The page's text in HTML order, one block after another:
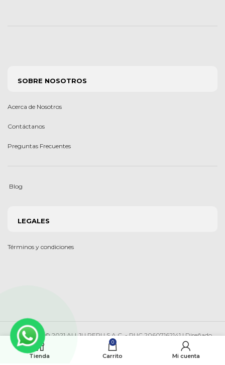
SOBRE NOSOTROS
Acerca de Nosotros
Contáctanos
Preguntas Frecuentes
Blog
LEGALES
Términos y condiciones
Copyright © 2021 ALLJU PERU S.A.C. - RUC 20607162141 | Diseñado
Tiendasvirtuales.pe
Tienda
0
Carrito Mi cuenta